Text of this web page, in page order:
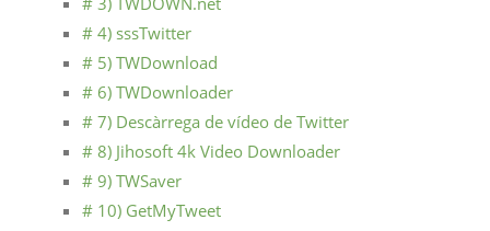
# 4) sssTwitter
# 5) TWDownload
# 6) TWDownloader
# 7) Descàrrega de vídeo de Twitter
# 8) Jihosoft 4k Video Downloader
# 9) TWSaver
# 10) GetMyTweet